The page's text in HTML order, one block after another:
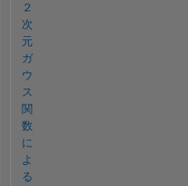
２
次
元
ガ
ウ
ス
関
数
に
よ
る